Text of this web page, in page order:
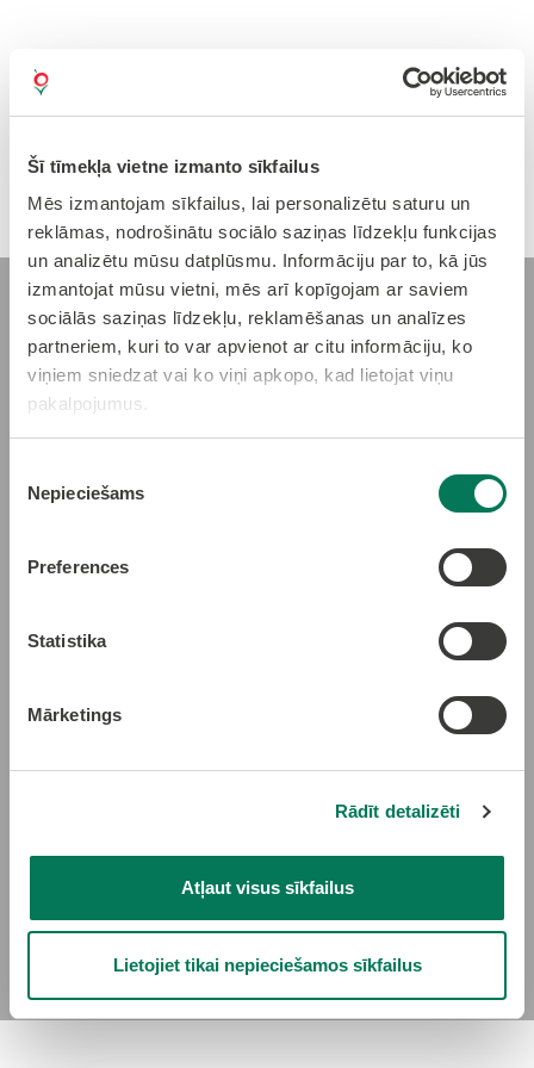
Šī tīmekļa vietne izmanto sīkfailus
Mēs izmantojam sīkfailus, lai personalizētu saturu un
reklāmas, nodrošinātu sociālo saziņas līdzekļu funkcijas
un analizētu mūsu datplūsmu. Informāciju par to, kā jūs
izmantojat mūsu vietni, mēs arī kopīgojam ar saviem
sociālās saziņas līdzekļu, reklamēšanas un analīzes
partneriem, kuri to var apvienot ar citu informāciju, ko
viņiem sniedzat vai ko viņi apkopo, kad lietojat viņu
pakalpojumus.
izvēle
Nepieciešams
Preferences
Statistika
Mārketings
Rādīt detalizēti
Atļaut visus sīkfailus
Lietojiet tikai nepieciešamos sīkfailus
Olaines Sporta
nams
Skeitparki
Stadioni